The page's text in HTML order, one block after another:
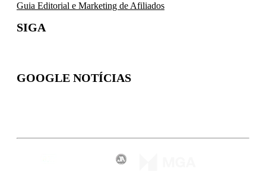
Guia Editorial e Marketing de Afiliados
SIGA
GOOGLE NOTÍCIAS